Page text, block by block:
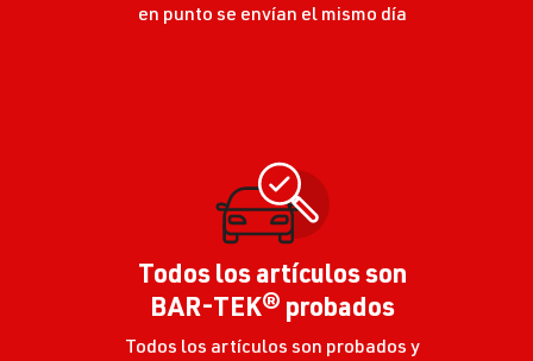
en punto se envían el mismo día
Todos los artículos son
BAR-TEK® probados
Todos los artículos son probados y